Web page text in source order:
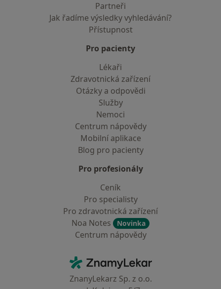
Partneři
Jak řadíme výsledky vyhledávání?
Přístupnost
Pro pacienty
Lékaři
Zdravotnická zařízení
Otázky a odpovědi
Služby
Nemoci
Centrum nápovědy
Mobilní aplikace
Blog pro pacienty
Pro profesionály
Ceník
Pro specialisty
Pro zdravotnická zařízení
Noa Notes
Novinka
Centrum nápovědy
ZnamyLekar - Hlavní stránka
ZnanyLekarz Sp. z o.o.